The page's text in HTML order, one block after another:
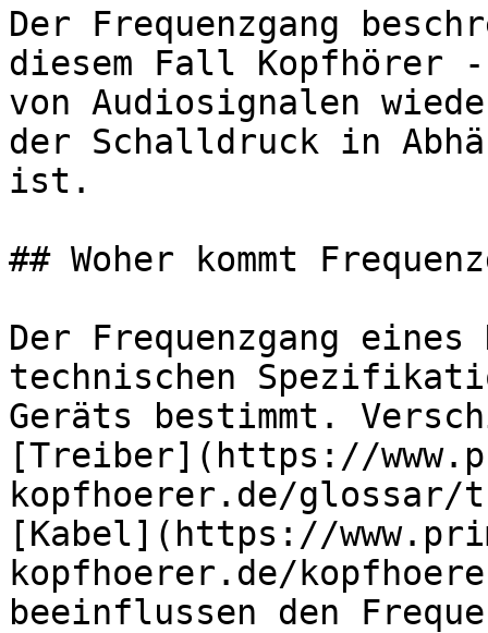
Der Frequenzgang
diesem Fall Kopfhörer -
von Audiosignalen
der Schalldruck in
ist.
## Woher kommt
Der Frequenzgang
technischen
Geräts bestimmt.
[Treiber](https://
kopfhoerer.de/glossar/
[Kabel](https://
kopfhoerer.de/
beeinflussen den